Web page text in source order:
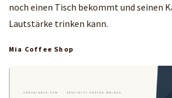
noch einen Tisch bekommt und seinen
Lautstärke trinken kann.
Mia Coffee Shop